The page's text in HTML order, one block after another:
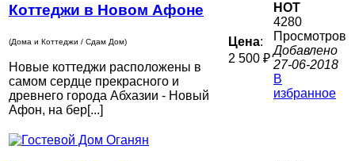
Коттеджи в Новом Афоне
(Дома и Коттеджи / Сдам Дом)
Новые коттеджи расположены в
самом сердце прекрасного и
древнего города Абхазии - Новый
Афон, на бер[...]
Цена:
2 500 ₽
HOT
4280
Просмотров
Добавлено
27-06-2018
В
избранное